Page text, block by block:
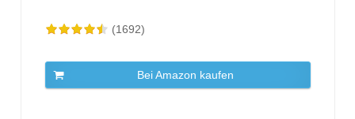
(1692)
Bei Amazon kaufen